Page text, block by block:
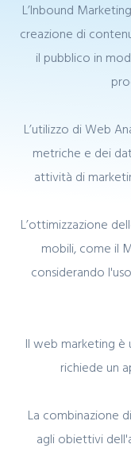
L’Inbound
creazione di
il pubblico in
L’utilizzo di Web
metriche e dei
attività di
L’ottimizzazione
mobili, come il
considerando
Il web marketing è
richiede un
La combinazione
agli obiettivi